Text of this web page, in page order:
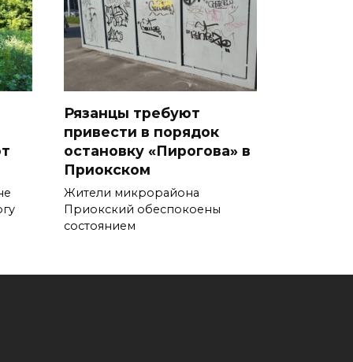
Рязанцы требуют
привести в порядок
остановку «Пирогова» в
Приокском
Жители микрорайона
Приокский обеспокоены
состоянием